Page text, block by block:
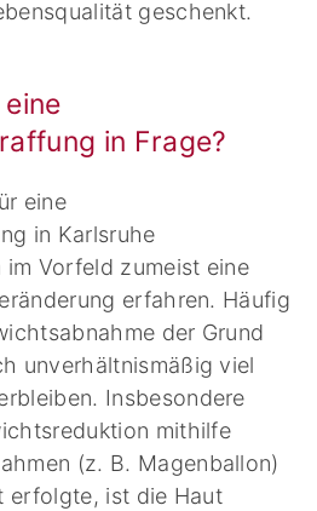
geschenkt.
in Frage?
eine
in Karlsruhe
im Vorfeld zumeist eine
erfahren. Häufig
der Grund
unverhältnismäßig viel
Insbesondere
mithilfe
(z. B. Magenballon)
erfolgte, ist die Haut